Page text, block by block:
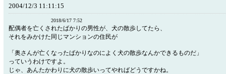
2004/12/3 11:11:15
2018/6/17 7:52
配偶者を亡くされたばかりの男性が、犬の散歩してたら、
それをみかけた同じマンションの住民が
「奥さんが亡くなったばかりなのによく犬の散歩なんかできるものだ」
っていうわけですよ。
じゃ、あんたかわりに犬の散歩いってやればどうですかね。